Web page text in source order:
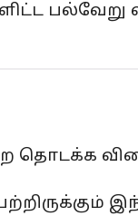
பல்வேறு
தொடக்க